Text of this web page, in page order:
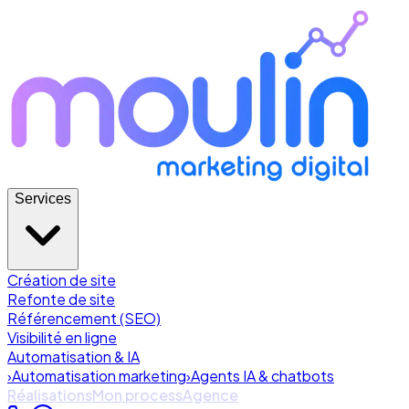
Services
Création de site
Refonte de site
Référencement (SEO)
Visibilité en ligne
Automatisation & IA
›Automatisation marketing›Agents IA & chatbots
RéalisationsMon processAgence